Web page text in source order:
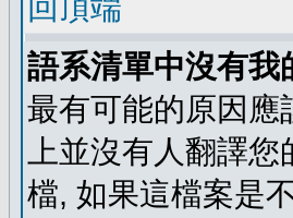
回頂端
語系清單中沒有我
最有可能的原因應
上並沒有人翻譯
檔, 如果這檔案是